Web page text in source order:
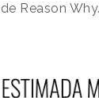
Reason Why.